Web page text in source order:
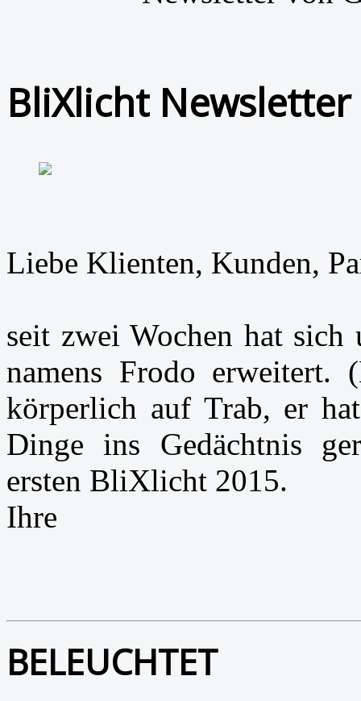
BliXlicht Newsletter
Liebe Klienten, Kunden,
seit zwei Wochen hat sich
namens Frodo
körperlich auf Trab, er
Dinge ins Gedächtnis
ersten BliXlicht 2015.
Ihre
BELEUCHTET